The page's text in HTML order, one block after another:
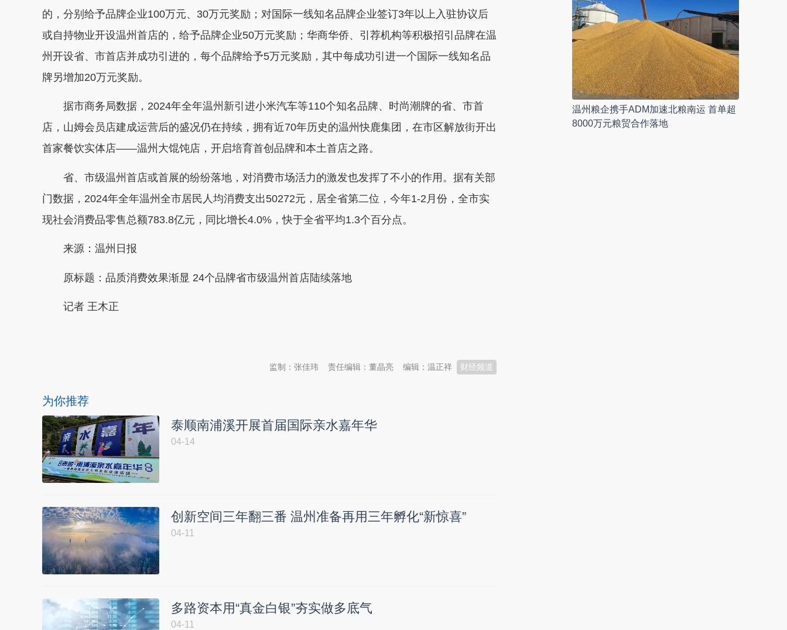
的，分别给予品牌企业100万元、30万元奖励；对国际一线知名品牌企业签订3年以上入驻协议后
或自持物业开设温州首店的，给予品牌企业50万元奖励；华商华侨、引荐机构等积极招引品牌在温
州开设省、市首店并成功引进的，每个品牌给予5万元奖励，其中每成功引进一个国际一线知名品
牌另增加20万元奖励。
据市商务局数据，2024年全年温州新引进小米汽车等110个知名品牌、时尚潮牌的省、市首
店，山姆会员店建成运营后的盛况仍在持续，拥有近70年历史的温州快鹿集团，在市区解放街开出
首家餐饮实体店——温州大馄饨店，开启培育首创品牌和本土首店之路。
省、市级温州首店或首展的纷纷落地，对消费市场活力的激发也发挥了不小的作用。据有关部
门数据，2024年全年温州全市居民人均消费支出50272元，居全省第二位，今年1-2月份，全市实
现社会消费品零售总额783.8亿元，同比增长4.0%，快于全省平均1.3个百分点。
来源：温州日报
原标题：品质消费效果渐显 24个品牌省市级温州首店陆续落地
记者 王木正
财经频道
编辑：温正祥
责任编辑：董晶亮
监制：张佳玮
为你推荐
泰顺南浦溪开展首届国际亲水嘉年华
04-14
创新空间三年翻三番 温州准备再用三年孵化“新惊喜”
04-11
多路资本用“真金白银”夯实做多底气
04-11
温州粮企携手ADM加速北粮南运 首单超
8000万元粮贸合作落地